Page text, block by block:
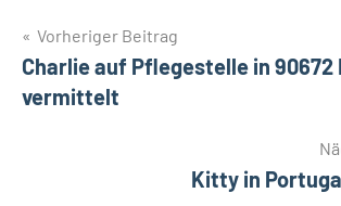
Beitragsnavigation
Vorheriger Beitrag
Charlie auf Pflegestelle in 90672
vermittelt
Kitty in